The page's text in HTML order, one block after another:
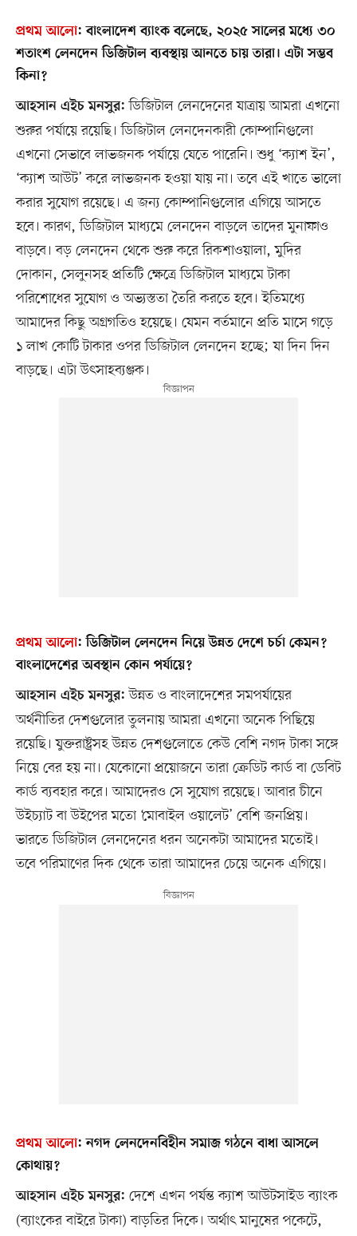
প্রথম আলো:বাংলাদেশ ব্যাংক বলেছে, ২০২৫ সালের মধ্যে ৩০
শতাংশ লেনদেন ডিজিটাল ব্যবস্থায় আনতে চায় তারা। এটা সম্ভব
কিনা?
আহসান এইচ মনসুর:ডিজিটাল লেনদেনের যাত্রায় আমরা এখনো
শুরুর পর্যায়ে রয়েছি। ডিজিটাল লেনদেনকারী কোম্পানিগুলো
এখনো সেভাবে লাভজনক পর্যায়ে যেতে পারেনি। শুধু ‘ক্যাশ ইন’,
‘ক্যাশ আউট’ করে লাভজনক হওয়া যায় না। তবে এই খাতে ভালো
করার সুযোগ রয়েছে। এ জন্য কোম্পানিগুলোর এগিয়ে আসতে
হবে। কারণ, ডিজিটাল মাধ্যমে লেনদেন বাড়লে তাদের মুনাফাও
বাড়বে। বড় লেনদেন থেকে শুরু করে রিকশাওয়ালা, মুদির
দোকান, সেলুনসহ প্রতিটি ক্ষেত্রে ডিজিটাল মাধ্যমে টাকা
পরিশোধের সুযোগ ও অভ্যস্ততা তৈরি করতে হবে। ইতিমধ্যে
আমাদের কিছু অগ্রগতিও হয়েছে। যেমন বর্তমানে প্রতি মাসে গড়ে
১ লাখ কোটি টাকার ওপর ডিজিটাল লেনদেন হচ্ছে; যা দিন দিন
বাড়ছে। এটা উৎসাহব্যঞ্জক।
প্রথম আলো:ডিজিটাল লেনদেন নিয়ে উন্নত দেশে চর্চা কেমন?
বাংলাদেশের অবস্থান কোন পর্যায়ে?
আহসান এইচ মনসুর: উন্নত ও বাংলাদেশের সমপর্যায়ের
অর্থনীতির দেশগুলোর তুলনায় আমরা এখনো অনেক পিছিয়ে
রয়েছি। যুক্তরাষ্ট্রসহ উন্নত দেশগুলোতে কেউ বেশি নগদ টাকা সঙ্গে
নিয়ে বের হয় না। যেকোনো প্রয়োজনে তারা ক্রেডিট কার্ড বা ডেবিট
কার্ড ব্যবহার করে। আমাদেরও সে সুযোগ রয়েছে। আবার চীনে
উইচ্যাট বা উইপের মতো ‘মোবাইল ওয়ালেট’ বেশি জনপ্রিয়।
ভারতে ডিজিটাল লেনদেনের ধরন অনেকটা আমাদের মতোই।
তবে পরিমাণের দিক থেকে তারা আমাদের চেয়ে অনেক এগিয়ে।
প্রথম আলো:নগদ লেনদেনবিহীন সমাজ গঠনে বাধা আসলে
কোথায়?
আহসান এইচ মনসুর: দেশে এখন পর্যন্ত ক্যাশ আউটসাইড ব্যাংক
(ব্যাংকের বাইরে টাকা) বাড়তির দিকে। অর্থাৎ মানুষের পকেটে,